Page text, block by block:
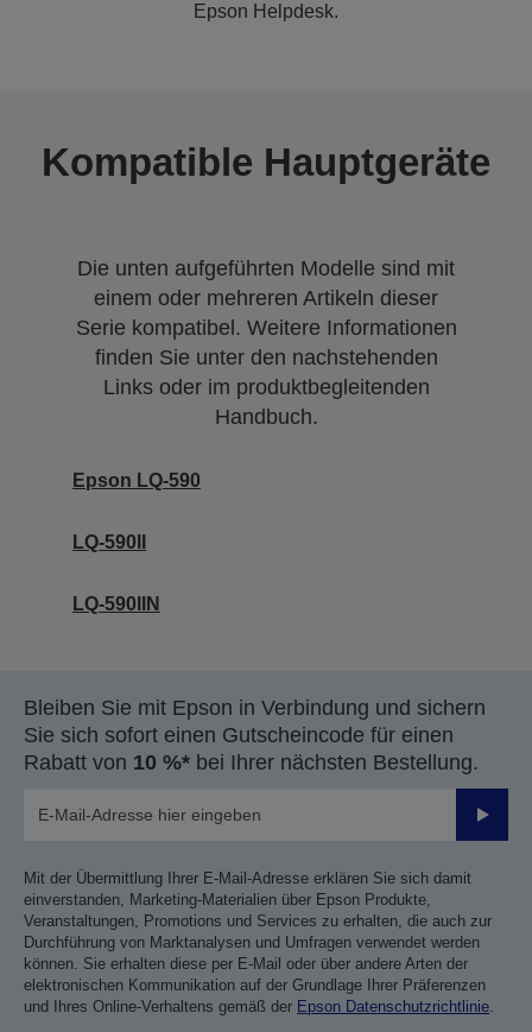
Epson Helpdesk.
Kompatible Hauptgeräte
Die unten aufgeführten Modelle sind mit
einem oder mehreren Artikeln dieser
Serie kompatibel. Weitere Informationen
finden Sie unter den nachstehenden
Links oder im produktbegleitenden
Handbuch.
Epson LQ-590
LQ-590II
LQ-590IIN
Bleiben Sie mit Epson in Verbindung und sichern
Sie sich sofort einen Gutscheincode für einen
Rabatt von 10 %* bei Ihrer nächsten Bestellung.
Mit der Übermittlung Ihrer E-Mail-Adresse erklären Sie sich damit
einverstanden, Marketing-Materialien über Epson Produkte,
Veranstaltungen, Promotions und Services zu erhalten, die auch zur
Durchführung von Marktanalysen und Umfragen verwendet werden
können. Sie erhalten diese per E-Mail oder über andere Arten der
elektronischen Kommunikation auf der Grundlage Ihrer Präferenzen
und Ihres Online-Verhaltens gemäß der Epson Datenschutzrichtlinie.